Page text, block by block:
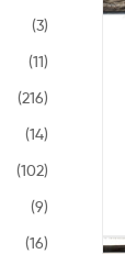
(3)
(11)
(216)
(14)
(102)
(9)
(16)